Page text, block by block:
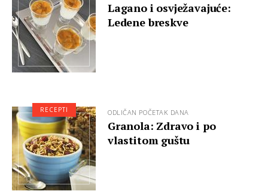
Lagano i osvježavajuće:
Ledene breskve
ODLIČAN POČETAK DANA
Granola: Zdravo i po
vlastitom guštu
RECEPTI